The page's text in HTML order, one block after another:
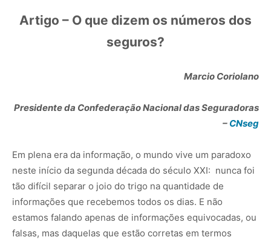
Artigo – O que dizem os números dos
seguros?
Marcio Coriolano
Presidente da Confederação Nacional das Seguradoras
– CNseg
Em plena era da informação, o mundo vive um paradoxo
neste início da segunda década do século XXI: nunca foi
tão difícil separar o joio do trigo na quantidade de
informações que recebemos todos os dias. E não
estamos falando apenas de informações equivocadas, ou
falsas, mas daquelas que estão corretas em termos